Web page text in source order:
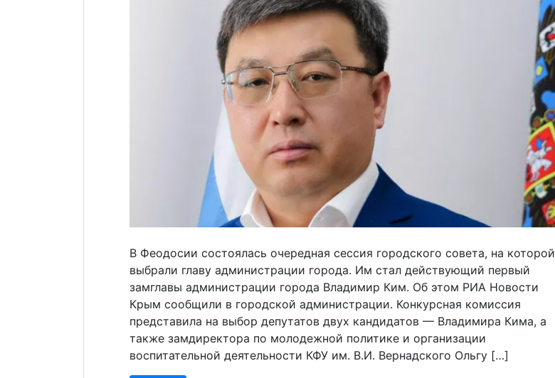
В Феодосии состоялась очередная сессия городского совета, на которой
выбрали главу администрации города. Им стал действующий первый
замглавы администрации города Владимир Ким. Об этом РИА Новости
Крым сообщили в городской администрации. Конкурсная комиссия
представила на выбор депутатов двух кандидатов — Владимира Кима, а
также замдиректора по молодежной политике и организации
воспитательной деятельности КФУ им. В.И. Вернадского Ольгу […]